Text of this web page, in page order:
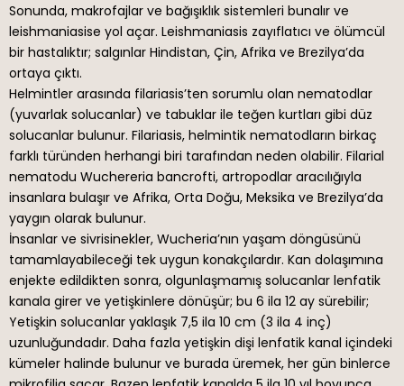
Sonunda, makrofajlar ve bağışıklık sistemleri bunalır ve
leishmaniasise yol açar. Leishmaniasis zayıflatıcı ve ölümcül
bir hastalıktır; salgınlar Hindistan, Çin, Afrika ve Brezilya’da
ortaya çıktı.
Helmintler arasında filariasis’ten sorumlu olan nematodlar
(yuvarlak solucanlar) ve tabuklar ile teğen kurtları gibi düz
solucanlar bulunur. Filariasis, helmintik nematodların birkaç
farklı türünden herhangi biri tarafından neden olabilir. Filarial
nematodu Wuchereria bancrofti, artropodlar aracılığıyla
insanlara bulaşır ve Afrika, Orta Doğu, Meksika ve Brezilya’da
yaygın olarak bulunur.
İnsanlar ve sivrisinekler, Wucheria’nın yaşam döngüsünü
tamamlayabileceği tek uygun konakçılardır. Kan dolaşımına
enjekte edildikten sonra, olgunlaşmamış solucanlar lenfatik
kanala girer ve yetişkinlere dönüşür; bu 6 ila 12 ay sürebilir;
Yetişkin solucanlar yaklaşık 7,5 ila 10 cm (3 ila 4 inç)
uzunluğundadır. Daha fazla yetişkin dişi lenfatik kanal içindeki
kümeler halinde bulunur ve burada üremek, her gün binlerce